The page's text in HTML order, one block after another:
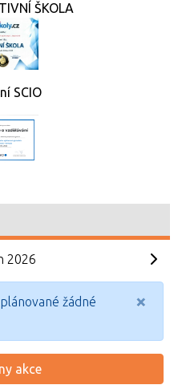
ŠKOLA
SCIO
2026
×
žádné
akce